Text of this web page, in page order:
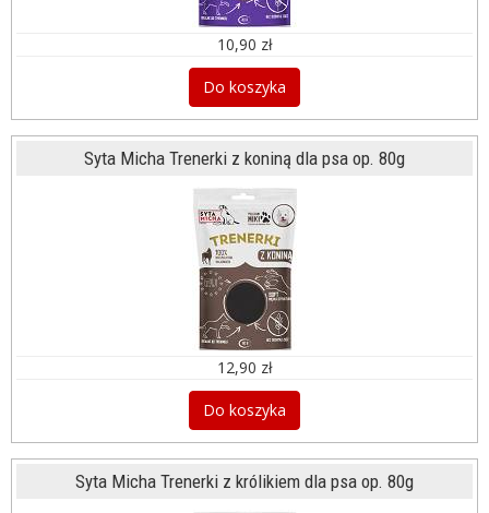
10,90 zł
Do koszyka
Syta Micha Trenerki z koniną dla psa op. 80g
12,90 zł
Do koszyka
Syta Micha Trenerki z królikiem dla psa op. 80g